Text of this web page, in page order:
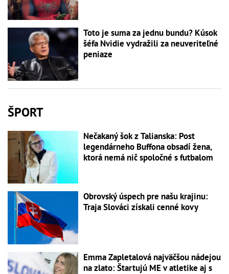
Toto je suma za jednu bundu? Kúsok
šéfa Nvidie vydražili za neuveriteľné
peniaze
ŠPORT
Nečakaný šok z Talianska: Post
legendárneho Buffona obsadí žena,
ktorá nemá nič spoločné s futbalom
Obrovský úspech pre našu krajinu:
Traja Slováci získali cenné kovy
Emma Zapletalová najväčšou nádejou
na zlato: Štartujú ME v atletike aj s